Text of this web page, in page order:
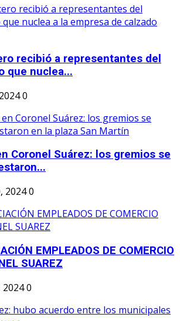
recibió a representantes del
que nuclea...
0
Coronel Suárez: los gremios se
20240
EMPLEADOS DE COMERCIO
SUAREZ
20240